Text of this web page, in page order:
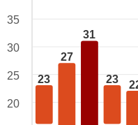
23
27
31
23
35
30
25
20